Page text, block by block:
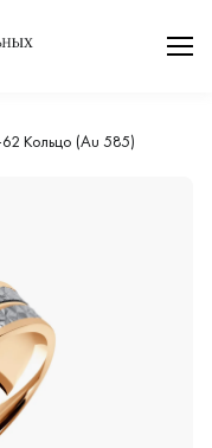
62 Кольцо (Au 585)